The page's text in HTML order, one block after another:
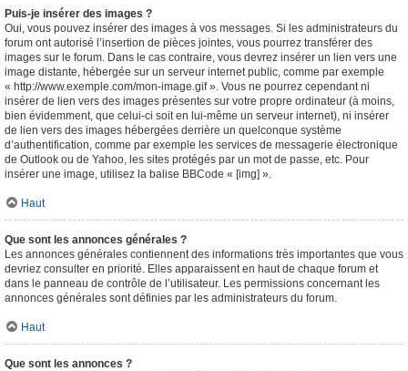
Puis-je insérer des images ?
Oui, vous pouvez insérer des images à vos messages. Si les administrateurs du
forum ont autorisé l’insertion de pièces jointes, vous pourrez transférer des
images sur le forum. Dans le cas contraire, vous devrez insérer un lien vers une
image distante, hébergée sur un serveur internet public, comme par exemple
« http://www.exemple.com/mon-image.gif ». Vous ne pourrez cependant ni
insérer de lien vers des images présentes sur votre propre ordinateur (à moins,
bien évidemment, que celui-ci soit en lui-même un serveur internet), ni insérer
de lien vers des images hébergées derrière un quelconque système
d’authentification, comme par exemple les services de messagerie électronique
de Outlook ou de Yahoo, les sites protégés par un mot de passe, etc. Pour
insérer une image, utilisez la balise BBCode « [img] ».
Haut
Que sont les annonces générales ?
Les annonces générales contiennent des informations très importantes que vous
devriez consulter en priorité. Elles apparaissent en haut de chaque forum et
dans le panneau de contrôle de l’utilisateur. Les permissions concernant les
annonces générales sont définies par les administrateurs du forum.
Haut
Que sont les annonces ?